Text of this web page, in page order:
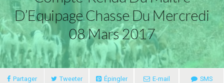
D’Equipage Chasse Du Mercredi
08 Mars 2017
Partager Tweeter Épingler E-mail SMS